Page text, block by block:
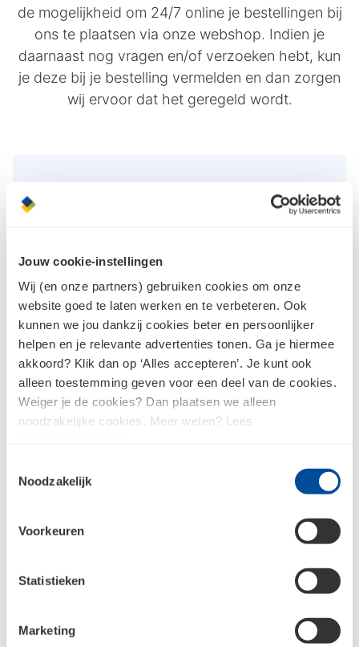
Jouw cookie-instellingen
Wij (en onze partners) gebruiken cookies om onze
website goed te laten werken en te verbeteren. Ook
kunnen we jou dankzij cookies beter en persoonlijker
helpen en je relevante advertenties tonen. Ga je hiermee
akkoord? Klik dan op ‘Alles accepteren’. Je kunt ook
alleen toestemming geven voor een deel van de cookies.
Weiger je de cookies? Dan plaatsen we alleen
noodzakelijke cookies. Meer weten? Lees
Noodzakelijk
Voorkeuren
Statistieken
Marketing
de mogelijkheid om 24/7 online je bestellingen bij
ons te plaatsen via onze webshop. Indien je
daarnaast nog vragen en/of verzoeken hebt, kun
je deze bij je bestelling vermelden en dan zorgen
wij ervoor dat het geregeld wordt.
Voordelen
verwachten?
Online inzicht in duizenden artikelen
Een overzichtelijke presentatie van de
beschikbare artikelen
In de bijlage(n) tref je informatiebladen en
montagehandleidingen aan
Ook jouw prijzen worden duidelijk
weergegeven
Je plaatst je bestelling gemakkelijk online
vragen nemen wij gewoon contact met